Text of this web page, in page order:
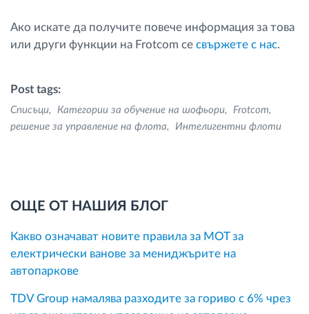
Ако искате да получите повече информация за това
или други функции на Frotcom се свържете с нас.
Post tags:
Списъци Категории за обучение на шофьори
Frotcom
решение за управление на флота
Интелигентни флоти
ОЩЕ ОТ НАШИЯ БЛОГ
Какво означават новите правила за MOT за
електрически ванове за мениджърите на
автопаркове
TDV Group намалява разходите за гориво с 6% чрез